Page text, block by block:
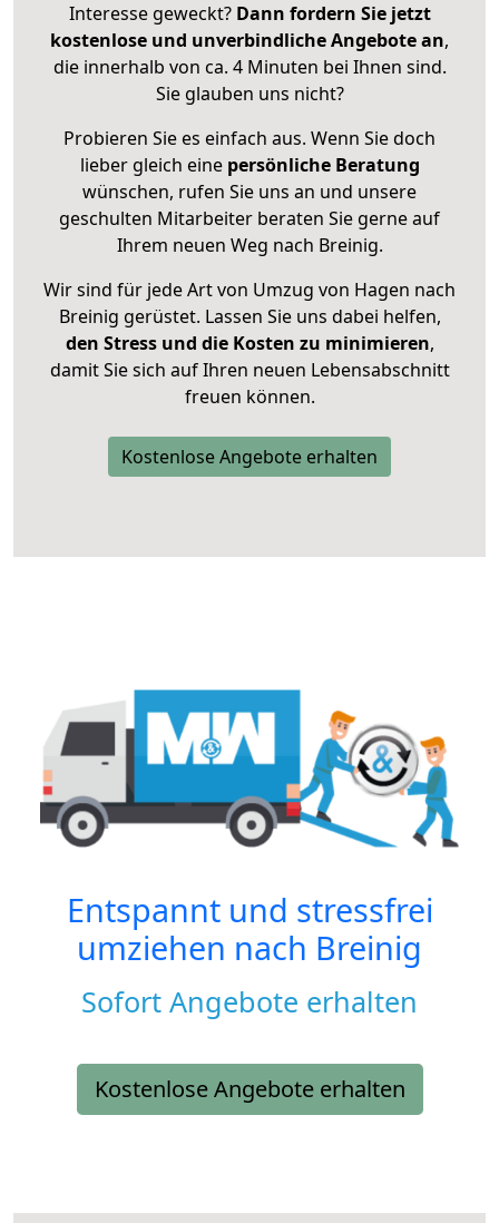
Interesse geweckt? Dann fordern Sie jetzt
kostenlose und unverbindliche Angebote an,
die innerhalb von ca. 4 Minuten bei Ihnen sind.
Sie glauben uns nicht?
Probieren Sie es einfach aus. Wenn Sie doch
lieber gleich eine persönliche Beratung
wünschen, rufen Sie uns an und unsere
geschulten Mitarbeiter beraten Sie gerne auf
Ihrem neuen Weg nach Breinig.
Wir sind für jede Art von Umzug von Hagen nach
Breinig gerüstet. Lassen Sie uns dabei helfen,
den Stress und die Kosten zu minimieren,
damit Sie sich auf Ihren neuen Lebensabschnitt
freuen können.
Kostenlose Angebote erhalten
Entspannt und stressfrei
umziehen nach Breinig
Sofort Angebote erhalten
Kostenlose Angebote erhalten